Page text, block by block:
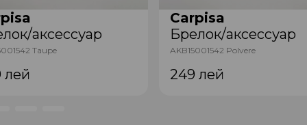
аксессуар
Taupe
лей
Carpisa
Брелок/аксессуар
AKB15001542 Polvere
249 лей